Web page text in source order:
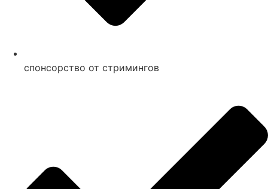
спонсорство от стримингов